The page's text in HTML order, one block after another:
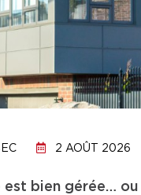
2 AOÛT 2026
bien gérée…